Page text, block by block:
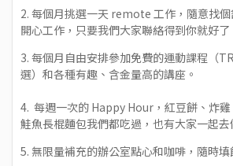
2. 每個月挑選一天 remote 工作，隨意找
開心工作，只要我們大家聯絡得到你就好了
3. 每個月自由安排參加免費的運動課程（
選）和各種有趣、含金量高的講座。
4. 每週一次的 Happy Hour，紅豆餅、炸雞
鮭魚長棍麵包我們都吃過，也有大家一起去
5. 無限量補充的辦公室點心和咖啡，隨時填